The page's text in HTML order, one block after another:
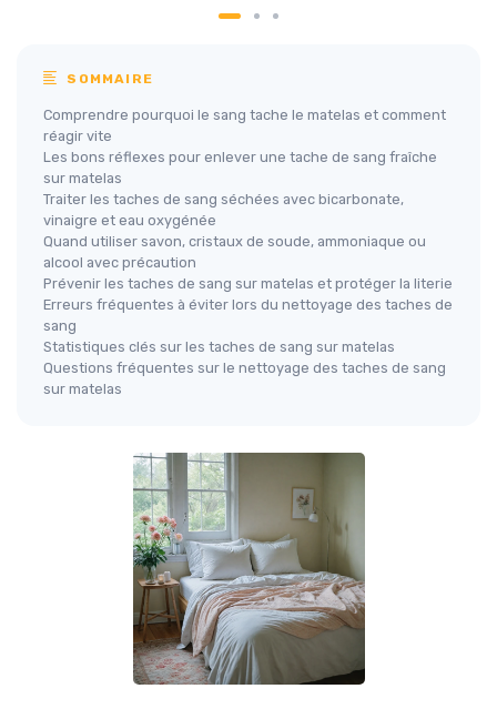
SOMMAIRE
Comprendre pourquoi le sang tache le matelas et comment
réagir vite
Les bons réflexes pour enlever une tache de sang fraîche
sur matelas
Traiter les taches de sang séchées avec bicarbonate,
vinaigre et eau oxygénée
Quand utiliser savon, cristaux de soude, ammoniaque ou
alcool avec précaution
Prévenir les taches de sang sur matelas et protéger la literie
Erreurs fréquentes à éviter lors du nettoyage des taches de
sang
Statistiques clés sur les taches de sang sur matelas
Questions fréquentes sur le nettoyage des taches de sang
sur matelas